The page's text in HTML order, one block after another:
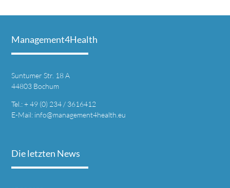
Management4Health
Suntumer Str. 18 A
44803 Bochum
Tel.:+ 49 (0) 234 / 3616412
E-Mail: info@management4health.eu
Die letzten News